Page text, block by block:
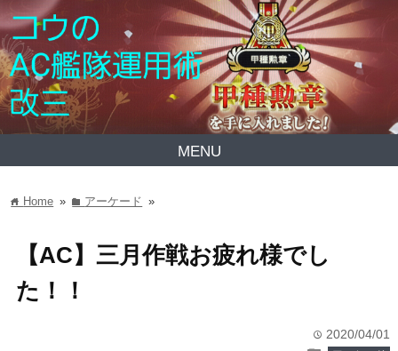
MENU
home Home » folder アーケード »
【AC】三月作戦お疲れ様でし
た！！
time 2020/04/01